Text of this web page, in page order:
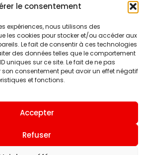
le consentement
expériences, nous utilisons des
les cookies pour stocker et/ou accéder aux
Le fait de consentir à ces technologies
des données telles que le comportement
uniques sur ce site. Le fait de ne pas
son consentement peut avoir un effet négatif
et fonctions.
Accepter
Refuser
HISTOIRE
ÉQUIPE PREMIERE
INFOS ET CONTACT